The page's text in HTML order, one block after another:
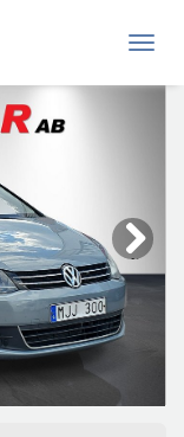
Toggle
Next